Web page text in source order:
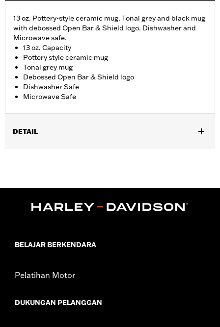
13 oz. Pottery-style ceramic mug. Tonal grey and black mug
with debossed Open Bar & Shield logo. Dishwasher and
Microwave safe.
13 oz. Capacity
Pottery style ceramic mug
Tonal grey mug
Debossed Open Bar & Shield logo
Dishwasher Safe
Microwave Safe
DETAIL
BELAJAR BERKENDARA
Pelatihan Motor
DUKUNGAN PELANGGAN